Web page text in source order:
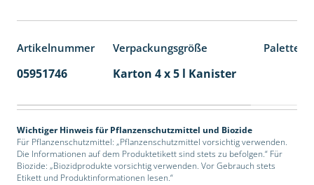
Artikelnummer Verpackungsgröße
05951746 Karton 4 x 5 l Kanister
Wichtiger Hinweis für Pflanzenschutzmittel und Biozide
Für Pflanzenschutzmittel: „Pflanzenschutzmittel vorsichtig verwenden.
Die Informationen auf dem Produktetikett sind stets zu befolgen.“ Für
Biozide: „Biozidprodukte vorsichtig verwenden. Vor Gebrauch stets
Etikett und Produktinformationen lesen.“